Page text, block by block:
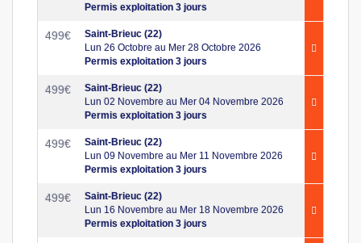
Permis exploitation 3 jours
499€
Saint-Brieuc (22)
Lun 26 Octobre au Mer 28 Octobre 2026
Permis exploitation 3 jours
499€
Saint-Brieuc (22)
Lun 02 Novembre au Mer 04 Novembre 2026
Permis exploitation 3 jours
499€
Saint-Brieuc (22)
Lun 09 Novembre au Mer 11 Novembre 2026
Permis exploitation 3 jours
499€
Saint-Brieuc (22)
Lun 16 Novembre au Mer 18 Novembre 2026
Permis exploitation 3 jours